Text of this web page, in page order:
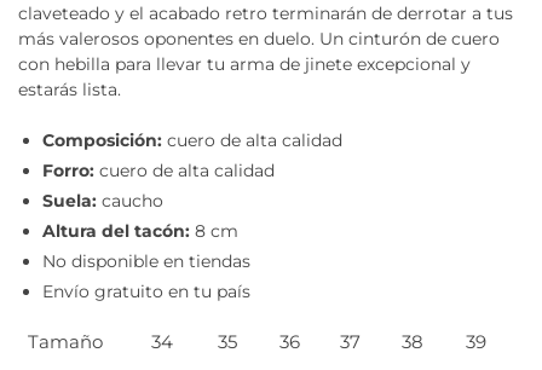
claveteado y el acabado retro terminarán de derrotar a tus
más valerosos oponentes en duelo. Un cinturón de cuero
con hebilla para llevar tu arma de jinete excepcional y
estarás lista.
Composición: cuero de alta calidad
Forro: cuero de alta calidad
Suela: caucho
Altura del tacón: 8 cm
No disponible en tiendas
Envío gratuito en tu país
Tamaño 34 35 36 37 38
39